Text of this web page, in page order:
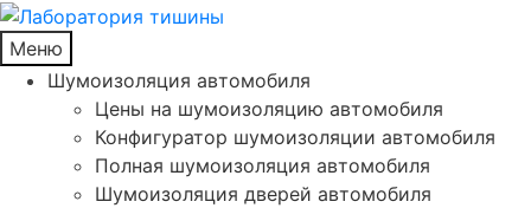
Меню
Шумоизоляция автомобиля
Цены на шумоизоляцию автомобиля
Конфигуратор шумоизоляции автомобиля
Полная шумоизоляция автомобиля
Шумоизоляция дверей автомобиля